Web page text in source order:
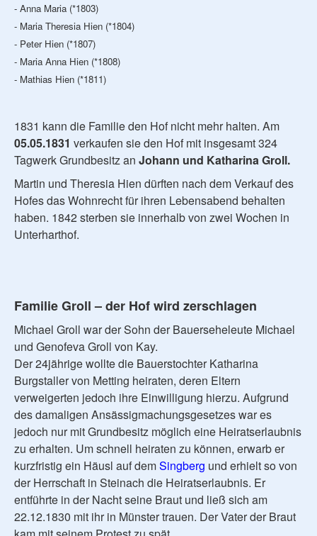
- Anna Maria (*1803)
- Maria Theresia Hien (*1804)
- Peter Hien (*1807)
- Maria Anna Hien (*1808)
- Mathias Hien (*1811)
1831 kann die Familie den Hof nicht mehr halten. Am
05.05.1831 verkaufen sie den Hof mit insgesamt 324
Tagwerk Grundbesitz an Johann und Katharina Groll.
Martin und Theresia Hien dürften nach dem Verkauf des
Hofes das Wohnrecht für ihren Lebensabend behalten
haben. 1842 sterben sie innerhalb von zwei Wochen in
Unterharthof.
Familie Groll – der Hof wird zerschlagen
Michael Groll war der Sohn der Bauerseheleute Michael
und Genofeva Groll von Kay.
Der 24jährige wollte die Bauerstochter Katharina
Burgstaller von Metting heiraten, deren Eltern
verweigerten jedoch ihre Einwilligung hierzu. Aufgrund
des damaligen Ansässigmachungsgesetzes war es
jedoch nur mit Grundbesitz möglich eine Heiratserlaubnis
zu erhalten. Um schnell heiraten zu können, erwarb er
kurzfristig ein Häusl auf demSingberg und erhielt so von
der Herrschaft in Steinach die Heiratserlaubnis. Er
entführte in der Nacht seine Braut und ließ sich am
22.12.1830 mit ihr in Münster trauen. Der Vater der Braut